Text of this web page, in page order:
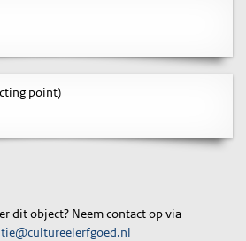
point)
dit object? Neem contact op via